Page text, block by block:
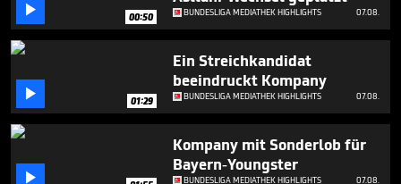
minute,
9
seconds
 00:50 BUNDESLIGA MEDIATHEK HIGHLIGHTS 07.08.
 01:29
Ein Streichkandidat
beeindruckt Kompany
BUNDESLIGA MEDIATHEK HIGHLIGHTS 07.08.

Kompany mit Sonderlob für
Bayern-Youngster
BUNDESLIGA MEDIATHEK HIGHLIGHTS 07.08.